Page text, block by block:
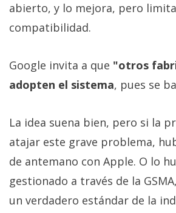
abierto, y lo mejora, pero
compatibilidad.
Google invita a que "otros
adopten el sistema, pues se
La idea suena bien, pero si la
atajar este grave problema,
de antemano con Apple. O lo
gestionado a través de la
un verdadero estándar de la